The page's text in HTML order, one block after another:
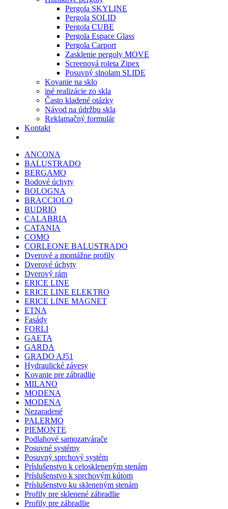
Pergola SKYLINE
Pergola SOLID
Pergola CUBE
Pergola Espace Glass
Pergola Carport
Zasklenie pergoly MOVE
Screenová roleta Zipex
Posuvný slnolam SLIDE
Kovanie na sklo
iné realizácie zo skla
Často kladené otázky
Návod na údržbu skla
Reklamačný formulár
Kontakt
ANCONA
BALUSTRADO
BERGAMO
Bodové úchyty
BOLOGNA
BRACCIOLO
BUDRIO
CALABRIA
CATANIA
COMO
CORLEONE BALUSTRADO
Dverové a montážne profily
Dverové úchyty
Dverový rám
ERICE LINE
ERICE LINE ELEKTRO
ERICE LINE MAGNET
ETNA
Fasády
FORLI
GAETA
GARDA
GRADO AJ51
Hydraulické závesy
Kovanie pre zábradlie
MILANO
MODENA
MODENA
Nezaradené
PALERMO
PIEMONTE
Podlahové samozatvárače
Posuvné systémy
Posuvný sprchový systém
Príslušenstvo k celoskleneným stenám
Príslušenstvo k sprchovým kútom
Príslušenstvo ku skleneným stenám
Profily pre sklenené zábradlie
Profily pre zábradlie